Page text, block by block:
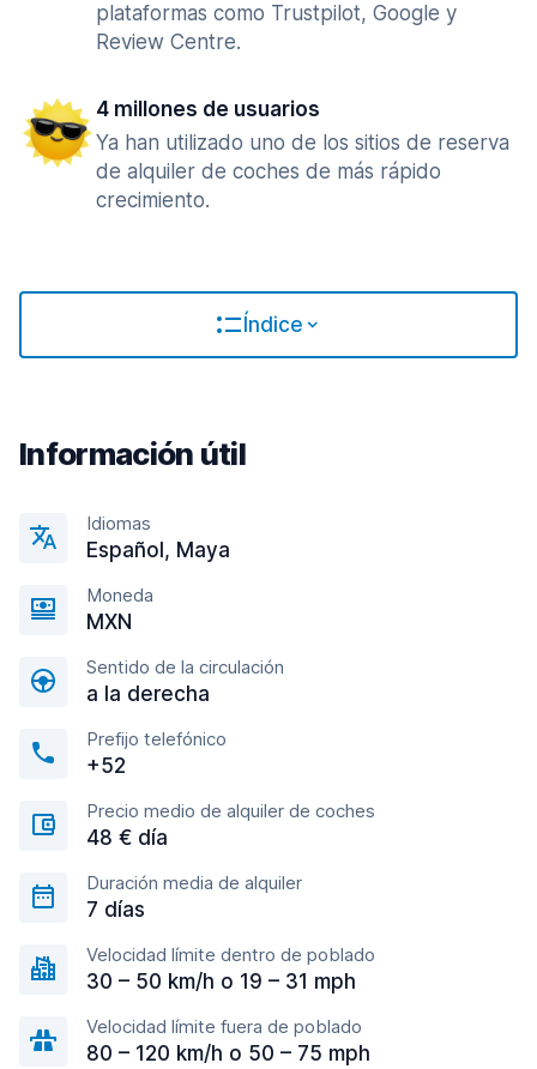
plataformas como Trustpilot, Google y
Review Centre.
4 millones de usuarios
Ya han utilizado uno de los sitios de reserva
de alquiler de coches de más rápido
crecimiento.
Índice
Información útil
Idiomas
Español, Maya
Moneda
MXN
Sentido de la circulación
a la derecha
Prefijo telefónico
+52
Precio medio de alquiler de coches
48 € día
Duración media de alquiler
7 días
Velocidad límite dentro de poblado
30 – 50 km/h o 19 – 31 mph
Velocidad límite fuera de poblado
80 – 120 km/h o 50 – 75 mph